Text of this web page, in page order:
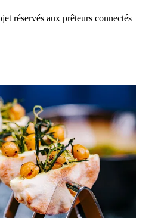
réservés aux prêteurs connectés